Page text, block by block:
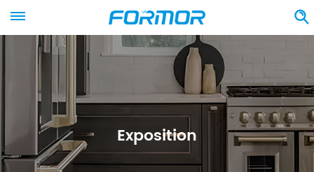
Exposition